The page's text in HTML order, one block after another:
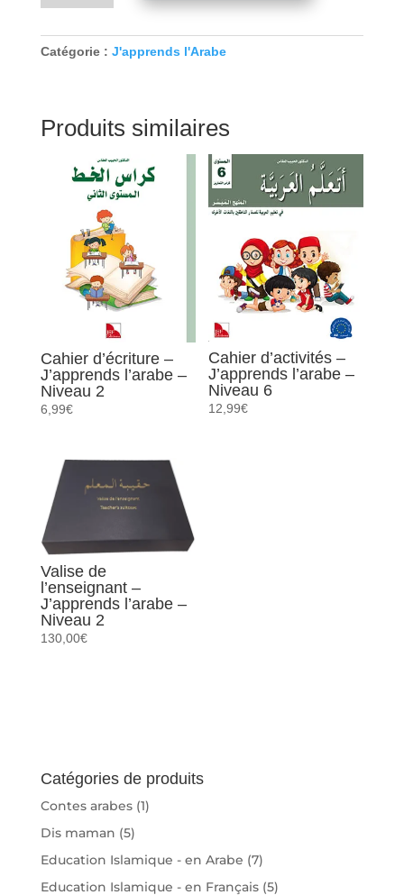
l'enseignant
-
Catégorie : J'apprends l'Arabe
Produits similaires
Cahier d’écriture –
J’apprends l’arabe –
Niveau 2
6,99€
Cahier d’activités –
J’apprends l’arabe –
Niveau 6
12,99€
Valise de
l’enseignant –
J’apprends l’arabe –
Niveau 2
130,00€
Catégories de produits
Contes arabes (1)
Dis maman (5)
Education Islamique - en Arabe (7)
Education Islamique - en Français (5)